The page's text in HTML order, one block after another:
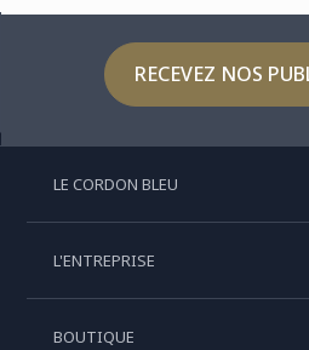
RECEVEZ NOS
LE CORDON BLEU
L'ENTREPRISE
BOUTIQUE